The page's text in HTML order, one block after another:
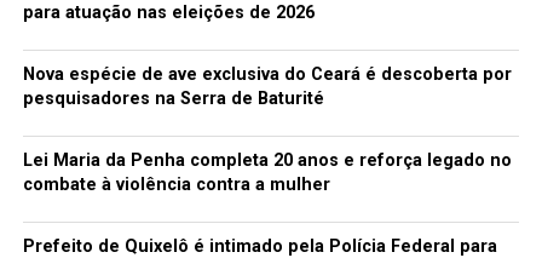
para atuação nas eleições de 2026
Nova espécie de ave exclusiva do Ceará é descoberta por
pesquisadores na Serra de Baturité
Lei Maria da Penha completa 20 anos e reforça legado no
combate à violência contra a mulher
Prefeito de Quixelô é intimado pela Polícia Federal para